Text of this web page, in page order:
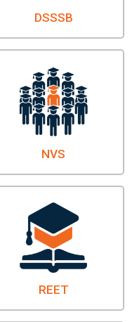
DSSSB
NVS
REET